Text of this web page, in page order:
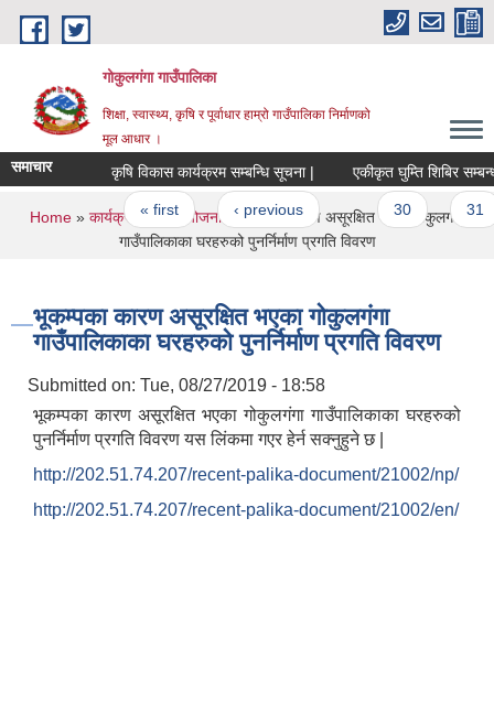
Skip to main content
गोकुलगंगा गाउँपालिका
शिक्षा, स्वास्थ्य, कृषि र पूर्वाधार हाम्रो गाउँपालिका निर्माणको
मूल आधार ।
समाचार कृषि विकास कार्यक्रम सम्बन्धि सूचना | एकीकृत घुम्ति शिबिर
Pages
« first ‹ previous … 30 31
You are here
Home » कार्यक्रम तथा परियोजना» भूकम्पका कारण असूरक्षित भएका गोकुलगंगा
गाउँपालिकाका घरहरुको पुनर्निर्माण प्रगति विवरण
भूकम्पका कारण असूरक्षित भएका गोकुलगंगा
गाउँपालिकाका घरहरुको पुनर्निर्माण प्रगति विवरण
Submitted on: Tue, 08/27/2019 - 18:58
भूकम्पका कारण असूरक्षित भएका गोकुलगंगा गाउँपालिकाका घरहरुको
पुनर्निर्माण प्रगति विवरण यस लिंकमा गएर हेर्न सक्नुहुने छ |
http://202.51.74.207/recent-palika-document/21002/np/
http://202.51.74.207/recent-palika-document/21002/en/